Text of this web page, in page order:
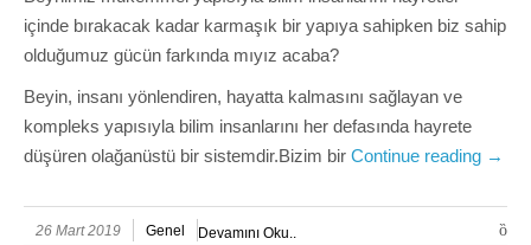
içinde bırakacak kadar karmaşık bir yapıya sahipken biz sahip
olduğumuz gücün farkında mıyız acaba?
Beyin, insanı yönlendiren, hayatta kalmasını sağlayan ve
kompleks yapısıyla bilim insanlarını her defasında hayrete
düşüren olağanüstü bir sistemdir.Bizim bir Continue reading →
26 Mart 2019 Genel Devamını Oku..